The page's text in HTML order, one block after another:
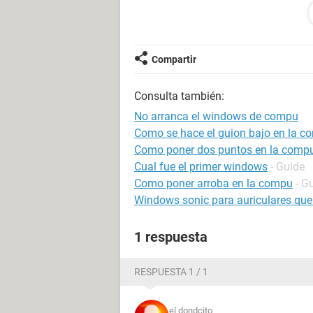
para hacer esto simplemente
que se ha presionado la tecla F7
le permitira continuar su instalacion.
instalacion tecnica
***STOP:0x00000A5
tengo instalado el windows
con las terjetas ram que tengo si
compre no la abre qu tengo que
Compartir
Consulta también:
No arranca el windows de compu
Como se hace el guion bajo en la
Como poner dos puntos en la
Cual fue el primer windows - Guide
Como poner arroba en la compu -
Windows sonic para auriculares
1 respuesta
RESPUESTA 1 / 1
el dondcito